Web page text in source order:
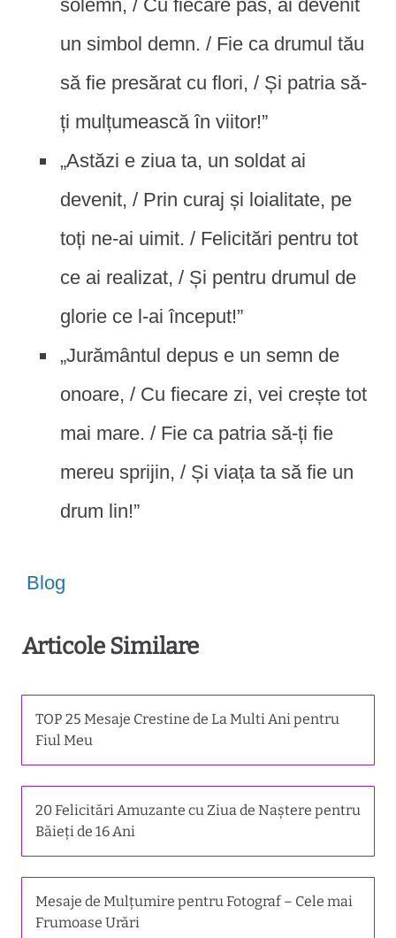
solemn, / Cu fiecare pas, ai devenit
un simbol demn. / Fie ca drumul tău
să fie presărat cu flori, / Și patria să-
ți mulțumească în viitor!”
„Astăzi e ziua ta, un soldat ai
devenit, / Prin curaj și loialitate, pe
toți ne-ai uimit. / Felicitări pentru tot
ce ai realizat, / Și pentru drumul de
glorie ce l-ai început!”
„Jurământul depus e un semn de
onoare, / Cu fiecare zi, vei crește tot
mai mare. / Fie ca patria să-ți fie
mereu sprijin, / Și viața ta să fie un
drum lin!”
Blog
Articole Similare
TOP 25 Mesaje Crestine de La Multi Ani pentru
Fiul Meu
20 Felicitări Amuzante cu Ziua de Naștere pentru
Băieți de 16 Ani
Mesaje de Mulțumire pentru Fotograf – Cele mai
Frumoase Urări